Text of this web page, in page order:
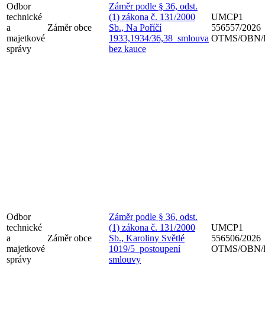
Odbor
technické
a
majetkové
správy
Záměr obce
Záměr podle § 36, odst.
(1) zákona č. 131/2000
Sb., Na Poříčí
1933,1934/36,38_smlouva
bez kauce
UMCP1
556557/2026
OTMS/
Odbor
technické
a
majetkové
správy
Záměr obce
Záměr podle § 36, odst.
(1) zákona č. 131/2000
Sb., Karoliny Světlé
1019/5_postoupení
smlouvy
UMCP1
556506/2026
OTMS/